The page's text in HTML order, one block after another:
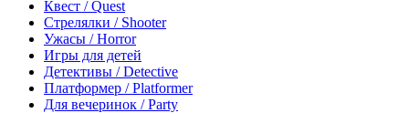
Квест / Quest
Стрелялки / Shooter
Ужасы / Horror
Игры для детей
Детективы / Detective
Платформер / Platformer
Для вечеринок / Party